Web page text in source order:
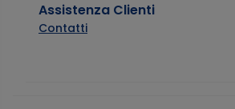
Assistenza Clienti
Contatti